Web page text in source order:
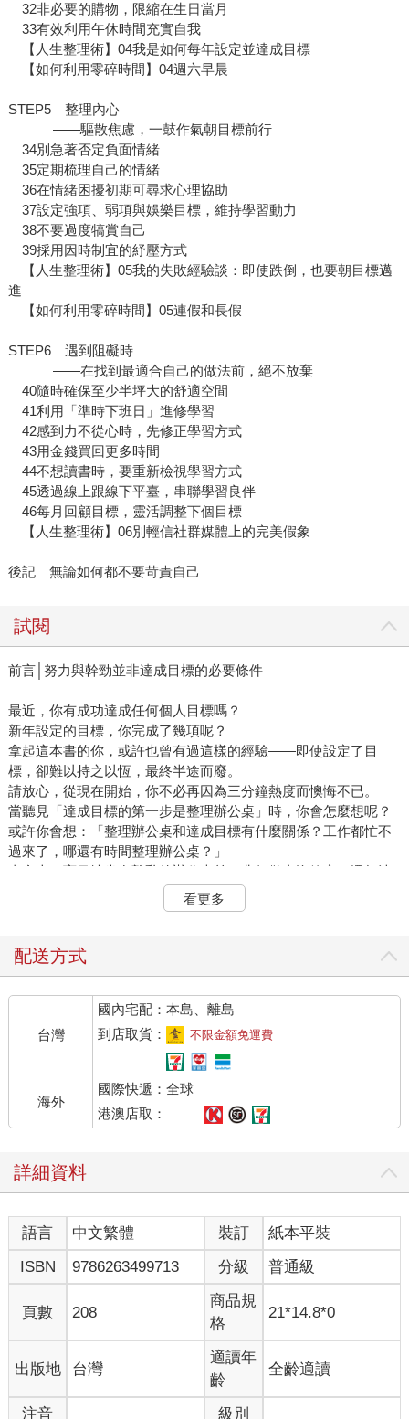
32非必要的購物，限縮在生日當月
33有效利用午休時間充實自我
【人生整理術】04我是如何每年設定並達成目標
【如何利用零碎時間】04週六早晨
STEP5 整理內心
――驅散焦慮，一鼓作氣朝目標前行
34別急著否定負面情緒
35定期梳理自己的情緒
36在情緒困擾初期可尋求心理協助
37設定強項、弱項與娛樂目標，維持學習動力
38不要過度犒賞自己
39採用因時制宜的紓壓方式
【人生整理術】05我的失敗經驗談：即使跌倒，也要朝目標邁
進
【如何利用零碎時間】05連假和長假
STEP6 遇到阻礙時
——在找到最適合自己的做法前，絕不放棄
40隨時確保至少半坪大的舒適空間
41利用「準時下班日」進修學習
42感到力不從心時，先修正學習方式
43用金錢買回更多時間
44不想讀書時，要重新檢視學習方式
45透過線上跟線下平臺，串聯學習良伴
46每月回顧目標，靈活調整下個目標
【人生整理術】06別輕信社群媒體上的完美假象
後記 無論如何都不要苛責自己
試閱
前言│努力與幹勁並非達成目標的必要條件
最近，你有成功達成任何個人目標嗎？
新年設定的目標，你完成了幾項呢？
拿起這本書的你，或許也曾有過這樣的經驗——即使設定了目
標，卻難以持之以恆，最終半途而廢。
請放心，從現在開始，你不必再因為三分鐘熱度而懊悔不已。
當聽見「達成目標的第一步是整理辦公桌」時，你會怎麼想呢？
或許你會想：「整理辦公桌和達成目標有什麼關係？工作都忙不
過來了，哪還有時間整理辦公桌？」
事實上，盲目地坐在雜亂的辦公桌前，非但做事沒效率，還無法
「整理」在本書中的意義是整理「頭腦」和「環境」，進而建立
具體而言，包括以下幾點：
 清理混沌的頭腦，消除雜念（腦內整理）
 減少視線範圍內的干擾，僅保留必要物品（環境整理）
 將目標落實於日常生活（建立機制系統）
你是否有過這樣的經歷：打開課本想自學，卻連十分鐘都讀不下
去，或是常被雜念干擾，在不知不覺中浪費時間。
無論是缺乏專注力導致學習受挫，還是立下目標卻半途而廢，問
題不在於你缺乏幹勁，而是你尚未優化周遭環境，建立將目標融
與其依賴意志力硬撐，例如考前開夜車，囫圇吞棗地狂寫題庫，
不如建立一套機制，在最短的時間內高效達標。
在這裡，我先簡單介紹一下自己。
我是全職的不動產開發專員，副業則是整理收納顧問，同時從事
寫作、媒體邀訪等公關活動。
此外，我也在工作之餘，攻讀一橋大學MBA研究所的夜間碩士
班，並於二○二二年取得企業管理碩士學位。後來還考取了不動產
經紀人資格，並基於興趣進修商務英文、中文會話等課程。
從這些經歷來看，各位讀者應該很難想像，其實我的恆毅力並不
強。
如果單靠意志力苦撐，人不僅容易感到疲倦，即使坐在桌前打開
書本，八成只會徒增滑手機的時間而已。
看更多
配送方式
台灣
國內宅配：本島、離島
到店取貨：
不限金額免運費
海外
國際快遞：全球
港澳店取：
詳細資料
語言 中文繁體 裝訂
紙本平裝
ISBN
9786263499713 分級 普通級
頁數 208
商品規
格
21*14.8*0
出版地 台灣
適讀年
齡
全齡適讀
注音 級別